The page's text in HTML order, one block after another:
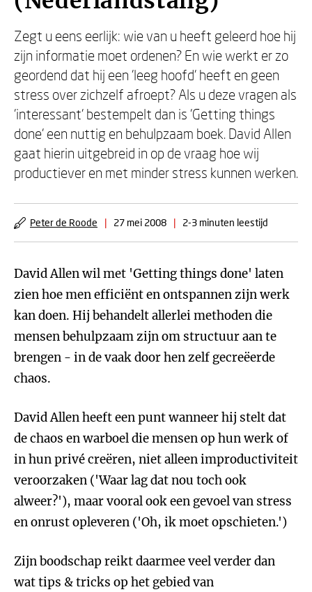
Zegt u eens eerlijk: wie van u heeft geleerd hoe hij
zijn informatie moet ordenen? En wie werkt er zo
geordend dat hij een 'leeg hoofd' heeft en geen
stress over zichzelf afroept? Als u deze vragen als
'interessant' bestempelt dan is 'Getting things
done' een nuttig en behulpzaam boek. David Allen
gaat hierin uitgebreid in op de vraag hoe wij
productiever en met minder stress kunnen werken.
Peter de Roode | 27 mei 2008 | 2-3 minuten leestijd
David Allen wil met 'Getting things done' laten
zien hoe men efficiënt en ontspannen zijn werk
kan doen. Hij behandelt allerlei methoden die
mensen behulpzaam zijn om structuur aan te
brengen - in de vaak door hen zelf gecreëerde
chaos.
David Allen heeft een punt wanneer hij stelt dat
de chaos en warboel die mensen op hun werk of
in hun privé creëren, niet alleen improductiviteit
veroorzaken ('Waar lag dat nou toch ook
alweer?'), maar vooral ook een gevoel van stress
en onrust opleveren ('Oh, ik moet opschieten.')
Zijn boodschap reikt daarmee veel verder dan
wat tips & tricks op het gebied van